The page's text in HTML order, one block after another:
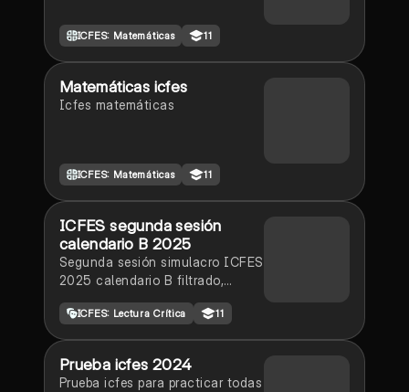
ICFES: Matemáticas 11
Matemáticas icfes
Icfes matemáticas
ICFES: Matemáticas 11
ICFES segunda sesión
calendario B 2025
Segunda sesión simulacro ICFES
2025 calendario B filtrado,
de tu colegio y poder ingresar a
universidad, y estudiar aquella
ICFES: Lectura Crítica 11
Prueba icfes 2024
Prueba icfes para practicar todas